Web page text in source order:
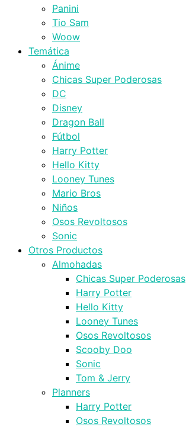
Panini
Tio Sam
Woow
Temática
Ánime
Chicas Super Poderosas
DC
Disney
Dragon Ball
Fútbol
Harry Potter
Hello Kitty
Looney Tunes
Mario Bros
Niños
Osos Revoltosos
Sonic
Otros Productos
Almohadas
Chicas Super Poderosas
Harry Potter
Hello Kitty
Looney Tunes
Osos Revoltosos
Scooby Doo
Sonic
Tom & Jerry
Planners
Harry Potter
Osos Revoltosos